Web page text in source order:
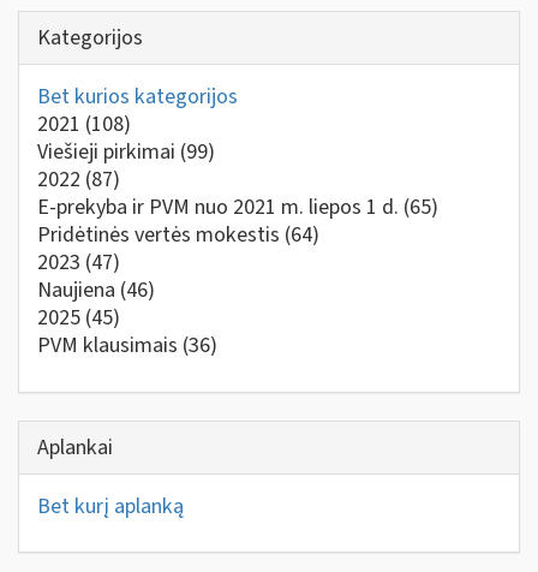
Kategorijos
Bet kurios kategorijos
2021 (108)
Viešieji pirkimai (99)
2022 (87)
E-prekyba ir PVM nuo 2021 m. liepos 1 d. (65)
Pridėtinės vertės mokestis (64)
2023 (47)
Naujiena (46)
2025 (45)
PVM klausimais (36)
Aplankai
Bet kurį aplanką